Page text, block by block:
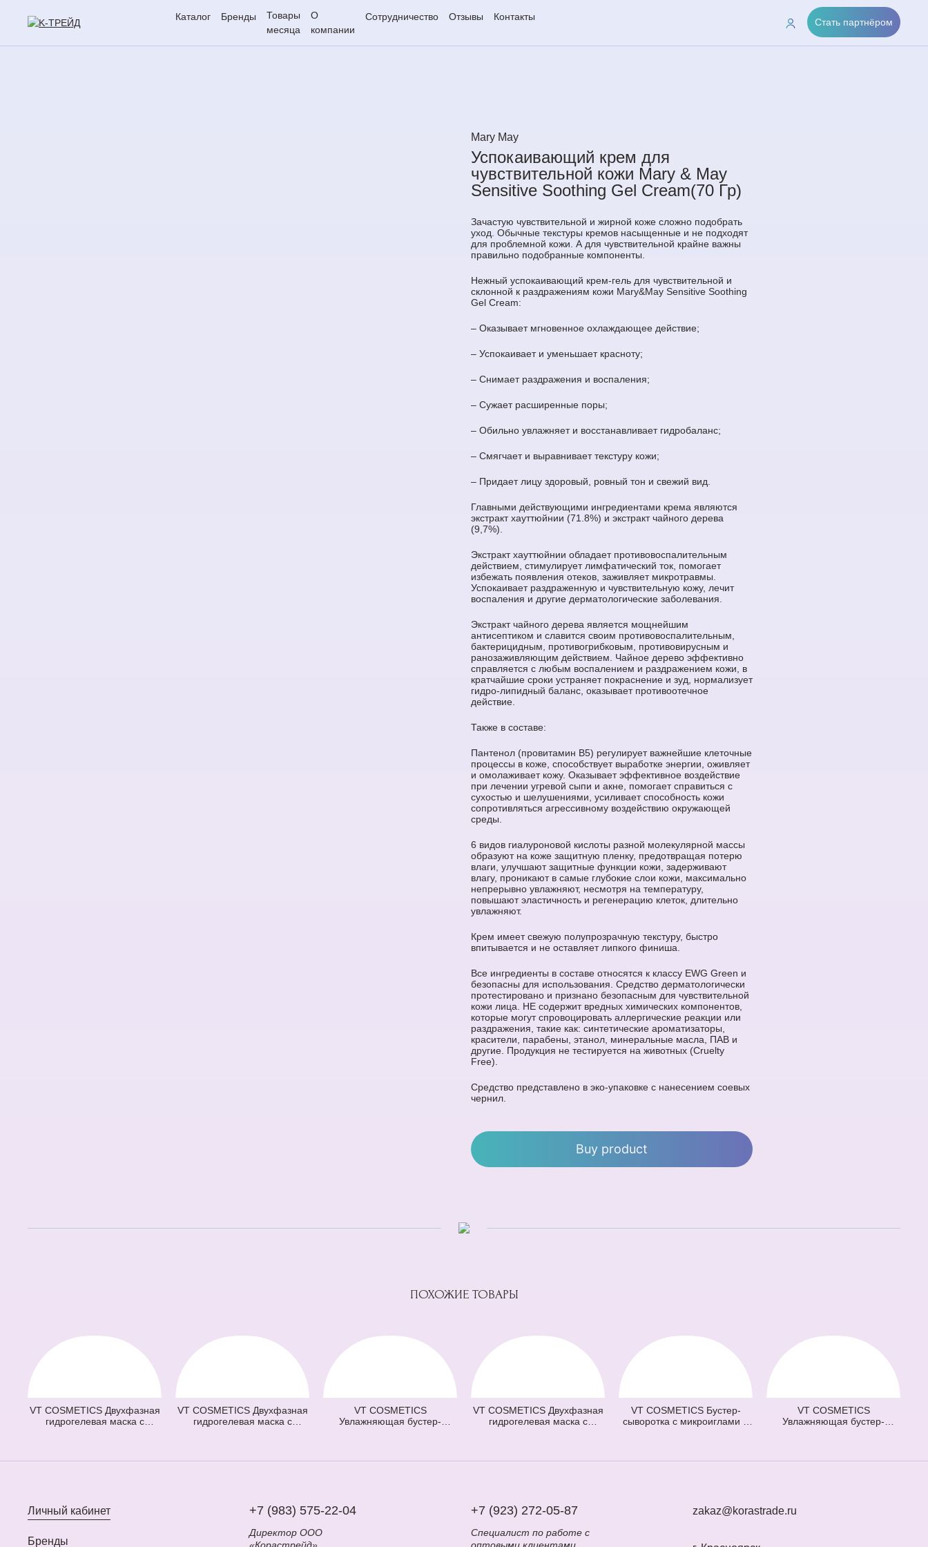
Каталог Бренды
Товары
месяца
О
компании
Сотрудничество Отзывы Контакты Стать партнёром
Mary May
Успокаивающий крем для
чувствительной кожи Mary & May
Sensitive Soothing Gel Cream(70 Гр)
Зачастую чувствительной и жирной коже сложно подобрать
уход. Обычные текстуры кремов насыщенные и не подходят
для проблемной кожи. А для чувствительной крайне важны
правильно подобранные компоненты.
Нежный успокаивающий крем-гель для чувствительной и
склонной к раздражениям кожи Mary&May Sensitive Soothing
Gel Cream:
– Оказывает мгновенное охлаждающее действие;
– Успокаивает и уменьшает красноту;
– Снимает раздражения и воспаления;
– Сужает расширенные поры;
– Обильно увлажняет и восстанавливает гидробаланс;
– Смягчает и выравнивает текстуру кожи;
– Придает лицу здоровый, ровный тон и свежий вид.
Главными действующими ингредиентами крема являются
экстракт хауттюйнии (71.8%) и экстракт чайного дерева
(9,7%).
Экстракт хауттюйнии обладает противовоспалительным
действием, стимулирует лимфатический ток, помогает
избежать появления отеков, заживляет микротравмы.
Успокаивает раздраженную и чувствительную кожу, лечит
воспаления и другие дерматологические заболевания.
Экстракт чайного дерева является мощнейшим
антисептиком и славится своим противовоспалительным,
бактерицидным, противогрибковым, противовирусным и
ранозаживляющим действием. Чайное дерево эффективно
справляется с любым воспалением и раздражением кожи, в
кратчайшие сроки устраняет покраснение и зуд, нормализует
гидро-липидный баланс, оказывает противоотечное
действие.
Также в составе:
Пантенол (провитамин В5) регулирует важнейшие клеточные
процессы в коже, способствует выработке энергии, оживляет
и омолаживает кожу. Оказывает эффективное воздействие
при лечении угревой сыпи и акне, помогает справиться с
сухостью и шелушениями, усиливает способность кожи
сопротивляться агрессивному воздействию окружающей
среды.
6 видов гиалуроновой кислоты разной молекулярной массы
образуют на коже защитную пленку, предотвращая потерю
влаги, улучшают защитные функции кожи, задерживают
влагу, проникают в самые глубокие слои кожи, максимально
непрерывно увлажняют, несмотря на температуру,
повышают эластичность и регенерацию клеток, длительно
увлажняют.
Крем имеет свежую полупрозрачную текстуру, быстро
впитывается и не оставляет липкого финиша.
Все ингредиенты в составе относятся к классу EWG Green и
безопасны для использования. Средство дерматологически
протестировано и признано безопасным для чувствительной
кожи лица. НЕ содержит вредных химических компонентов,
которые могут спровоцировать аллергические реакции или
раздражения, такие как: синтетические ароматизаторы,
красители, парабены, этанол, минеральные масла, ПАВ и
другие. Продукция не тестируется на животных (Cruelty
Free).
Средство представлено в эко-упаковке с нанесением соевых
чернил.
Buy product
ПОХОЖИЕ ТОВАРЫ
VT COSMETICS Двухфазная
гидрогелевая маска с
VT COSMETICS Двухфазная
гидрогелевая маска с
VT COSMETICS
Увлажняющая бустер-
VT COSMETICS Двухфазная
гидрогелевая маска с
VT COSMETICS Бустер-
сыворотка с микроиглами и
VT COSMETICS
Увлажняющая бустер-
Личный кабинет
Бренды
+7 (983) 575-22-04
Директор ООО
+7 (923) 272-05-87
Специалист по работе с
zakaz@korastrade.ru